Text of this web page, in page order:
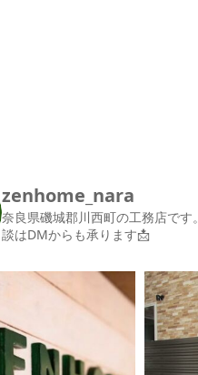
zenhome_nara
奈良県磯城郡川西町の工務店です。
談はDMからも承ります📩